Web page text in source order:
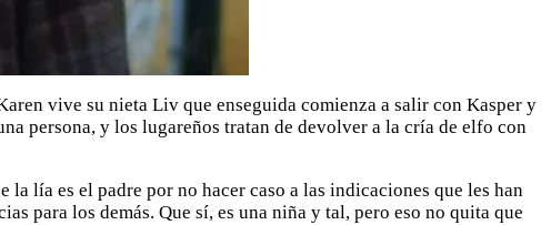
vive su nieta Liv que enseguida comienza a salir con Kasper y
persona, y los lugareños tratan de devolver a la cría de elfo con
lía es el padre por no hacer caso a las indicaciones que les han
para los demás. Que sí, es una niña y tal, pero eso no quita que